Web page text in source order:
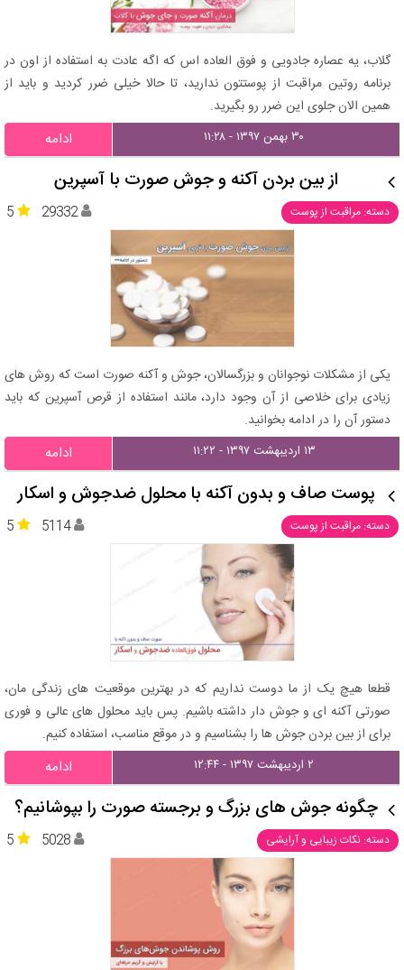
گلاب، یه عصاره جادویی و فوق العاده اس که اگه عادت به استفاده از اون در
برنامه روتین مراقبت از پوستتون ندارید، تا حالا خیلی ضرر کردید و باید از
همین الان جلوی این ضرر رو بگیرید.
۳۰ بهمن ۱۳۹۷ - ۱۱:۲۸ ادامه
از بین بردن آکنه و جوش صورت با آسپرین
دسته: مراقبت از پوست 5 29332
یکی از مشکلات نوجوانان و بزرگسالان، جوش و آکنه صورت است که روش های
زیادی برای خلاصی از آن وجود دارد، مانند استفاده از قرص آسپرین که باید
دستور آن را در ادامه بخوانید.
۱۳ اردیبهشت ۱۳۹۷ - ۱۱:۲۲ ادامه
پوست صاف و بدون آکنه با محلول ضدجوش و اسکار
دسته: مراقبت از پوست 5 5114
قطعا هیچ یک از ما دوست نداریم که در بهترین موقعیت های زندگی مان،
صورتی آکنه ای و جوش دار داشته باشیم. پس باید محلول های عالی و فوری
برای از بین بردن جوش ها را بشناسیم و در موقع مناسب، استفاده کنیم.
۲ اردیبهشت ۱۳۹۷ - ۱۲:۴۴ ادامه
چگونه جوش های بزرگ و برجسته صورت را بپوشانیم؟
دسته: نکات زیبایی و آرایشی 5 5028